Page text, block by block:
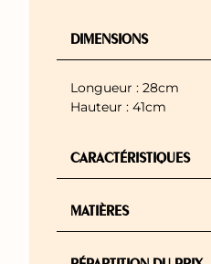
DIMENSIONS
Longueur : 28cm
Hauteur : 41cm
CARACTÉRISTIQUES
MATIÈRES